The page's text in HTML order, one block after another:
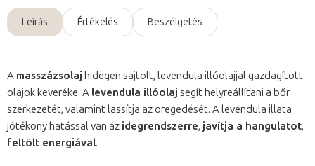
Leírás Értékelés Beszélgetés
A masszázsolaj hidegen sajtolt, levendula illóolajjal gazdagított
olajok keveréke. A levendula illóolaj segít helyreállítani a bőr
szerkezetét, valamint lassítja az öregedését. A levendula illata
jótékony hatással van az idegrendszerre, javítja a hangulatot,
feltölt energiával.